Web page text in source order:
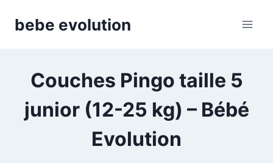
bebe evolution
Couches Pingo taille 5
junior (12-25 kg) – Bébé
Evolution